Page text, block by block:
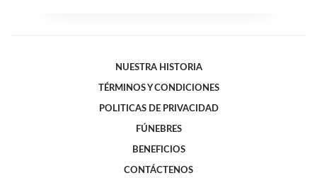
NUESTRA HISTORIA
TÉRMINOS Y CONDICIONES
POLITICAS DE PRIVACIDAD
FÚNEBRES
BENEFICIOS
CONTÁCTENOS